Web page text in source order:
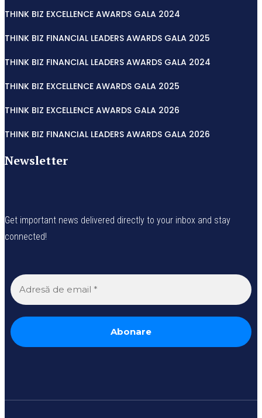
THINK BIZ EXCELLENCE AWARDS GALA 2024
THINK BIZ FINANCIAL LEADERS AWARDS GALA 2025
THINK BIZ FINANCIAL LEADERS AWARDS GALA 2024
THINK BIZ EXCELLENCE AWARDS GALA 2025
THINK BIZ EXCELLENCE AWARDS GALA 2026
THINK BIZ FINANCIAL LEADERS AWARDS GALA 2026
Newsletter
Get important news delivered directly to your inbox and stay
connected!